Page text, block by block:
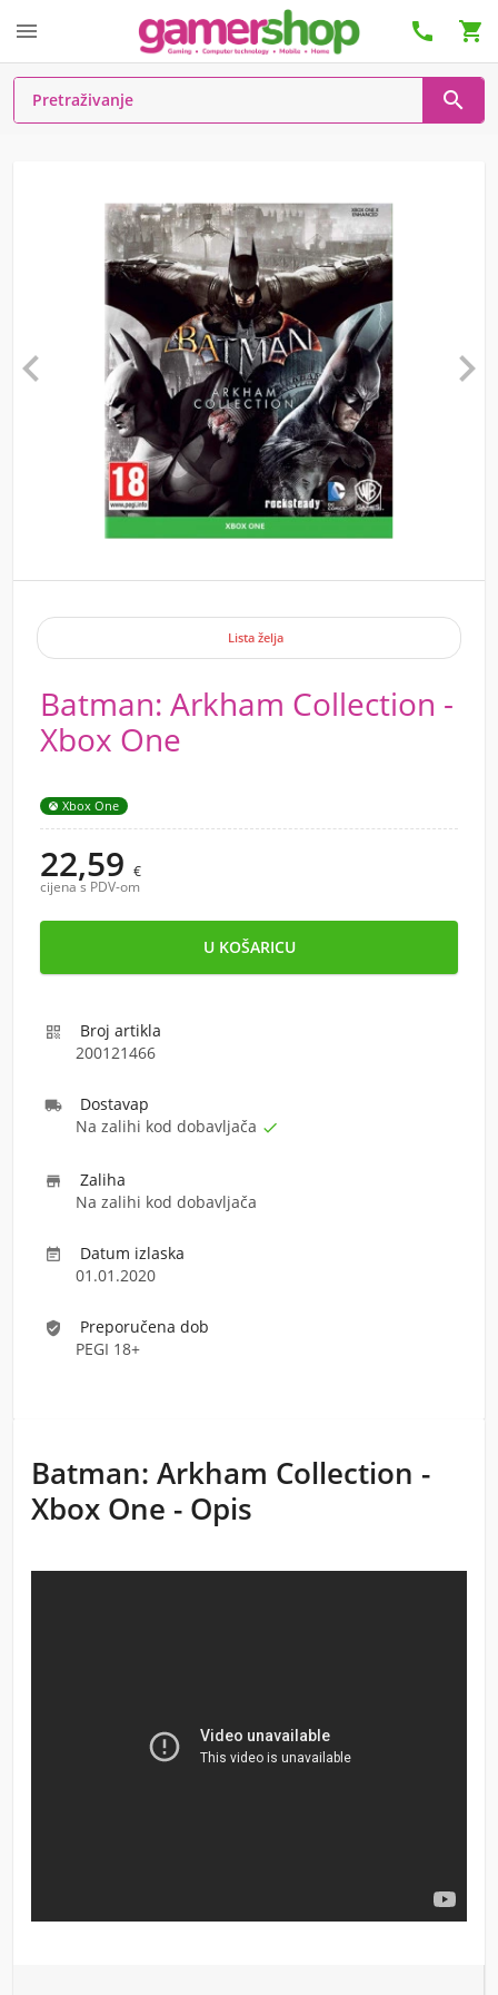
  

 
Lista želja
Batman: Arkham Collection -
Xbox One
Xbox One
22,59 €
cijena s PDV-om

Broj artikla
200121466
 Dostavap
Na zalihi kod dobavljača 

Zaliha
Na zalihi kod dobavljača

Datum izlaska
01.01.2020
verified_user
Preporučena dob
PEGI 18+
Batman: Arkham Collection -
Xbox One - Opis